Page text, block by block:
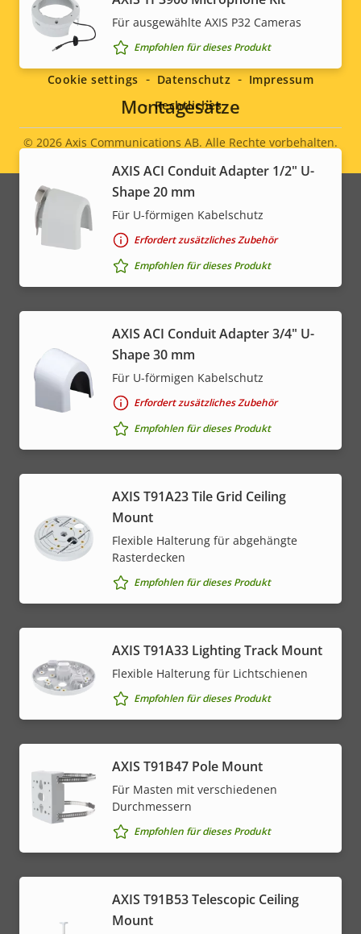
Für ausgewählte AXIS P32 Cameras
Empfohlen für dieses Produkt
Montagesätze
AXIS ACI Conduit Adapter 1/2" U-
Shape 20 mm
Für U-förmigen Kabelschutz
Erfordert zusätzliches Zubehör
Empfohlen für dieses Produkt
AXIS ACI Conduit Adapter 3/4" U-
Shape 30 mm
Für U-förmigen Kabelschutz
Erfordert zusätzliches Zubehör
Empfohlen für dieses Produkt
AXIS T91A23 Tile Grid Ceiling
Mount
Flexible Halterung für abgehängte
Rasterdecken
Empfohlen für dieses Produkt
AXIS T91A33 Lighting Track Mount
Flexible Halterung für Lichtschienen
Empfohlen für dieses Produkt
AXIS T91B47 Pole Mount
Für Masten mit verschiedenen
Durchmessern
Empfohlen für dieses Produkt
AXIS T91B53 Telescopic Ceiling
Mount
Social
menu
Legal
menu
© 2026 Axis Communications AB. Alle Rechte vorbehalten.
Cookie settings Datenschutz
Impressum
Rechtliches